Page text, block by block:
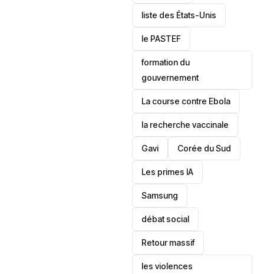
liste des États-Unis
le PASTEF
formation du
gouvernement
La course contre Ebola
la recherche vaccinale
Gavi ‎Corée du Sud
Les primes IA
Samsung
débat social
Retour massif
les violences